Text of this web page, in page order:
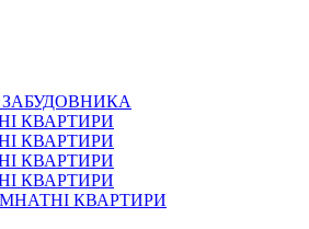
ЗАБУДОВНИКА
КВАРТИРИ
КВАРТИРИ
КВАРТИРИ
КВАРТИРИ
КВАРТИРИ